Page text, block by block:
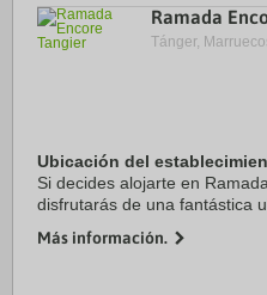
Ramada
Tánger,
Ubicación del
Si decides alojarte en
disfrutarás de una fantástica
City Mall y a 9 de Puerto de ...
Más información.